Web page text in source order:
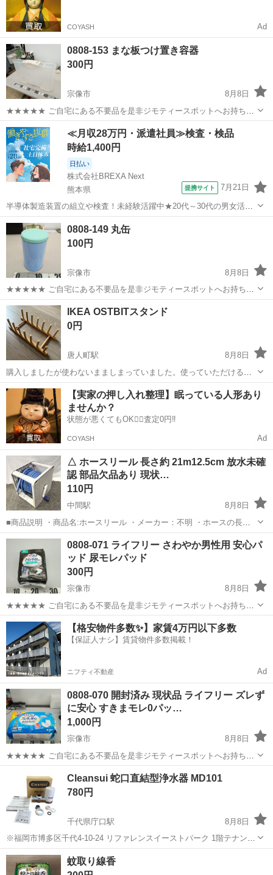
COYASH Ad
0808-153 まな板つけ置き容器
300円
宗像市
8月8日
★★★★★ ご自宅にある不要品を是非ジモティースポットへお持ち込
みしませんか？ 家電、趣味・スポーツ・レジャー用品、こども用品、
衣料服飾品、生活雑貨、家具、本、CD・DVDなどが無料でまとめて持
ち込めます！ ※詳細はこ...
福岡 宗像市 家庭用品 スポット
≪月収28万円・派遣社員≫検査・検品
時給1,400円
日払い
株式会社BREXA Next
熊本県
提携サイト 7月21日
半導体製造装置の組立や検査！未経験活躍中★20代～30代の男女活躍
中★ワンルーム寮完備！赴任旅費会社負担！マイカー通勤OK！無料駐
車場あり！正社員登用あり！《熊本県菊池郡大津町》 人気の工場のお
仕事 ◇半導体製造装置の組立...
熊本 その他
0808-149 丸缶
100円
宗像市
8月8日
★★★★★ ご自宅にある不要品を是非ジモティースポットへお持ち込
みしませんか？ 家電、趣味・スポーツ・レジャー用品、こども用品、
衣料服飾品、生活雑貨、家具、本、CD・DVDなどが無料でまとめて持
ち込めます！ ※詳細はこ...
福岡 宗像市 スポット
IKEA OSTBITスタンド
0円
唐人町駅
8月8日
購入しましたが使わないまましまっていました。使っていただける方
にお譲りします。
福岡 福岡市 唐人町駅 家庭用品
【実家の押し入れ整理】眠っている人形あり
ませんか？
状態が悪くてもOK🙆‍♀️査定0円‼️
COYASH Ad
△ ホースリール 長さ約 21m12.5cm 放水未確
認 部品欠品あり 現状…
110円
中間駅
8月8日
■商品説明 ・商品名:ホースリール ・メーカー：不明 ・ホースの長
さ：約 21m12.5cm ※実測の為、数値は前後します。 ・付属品：無し
※その他は付属されていません。 （写真上の物で全てとなります） ...
福岡 中間市 家庭用品
0808-071 ライフリー さわやか男性用 安心パ
ッド 尿モレパッド
300円
宗像市
8月8日
★★★★★ ご自宅にある不要品を是非ジモティースポットへお持ち込
みしませんか？ 家電、趣味・スポーツ・レジャー用品、こども用品、
衣料服飾品、生活雑貨、家具、本、CD・DVDなどが無料でまとめて持
ち込めます！ ※詳細はこ...
福岡 宗像市 家庭用品 スポット
【格安物件多数✨】家賃4万円以下多数
【保証人ナシ】賃貸物件多数掲載！
ニフティ不動産 Ad
0808-070 開封済み 現状品 ライフリー ズレず
に安心 すきまモレ0パッ…
1,000円
宗像市
8月8日
★★★★★ ご自宅にある不要品を是非ジモティースポットへお持ち込
みしませんか？ 家電、趣味・スポーツ・レジャー用品、こども用品、
衣料服飾品、生活雑貨、家具、本、CD・DVDなどが無料でまとめて持
ち込めます！ ※詳細はこ...
家庭用品 大人用
Cleansui 蛇口直結型浄水器 MD101
780円
千代県庁口駅
8月8日
※福岡市博多区千代4-10-24 リファレンスイーストパーク 1階テナント
での受け渡しになります。 配達ご希望の方は要相談できます！ 【メ
ーカー名/商品名/型番】 Cleansui 蛇口直結型浄水器 MD10...
福岡 福岡市 千代県庁口駅
蚊取り線香